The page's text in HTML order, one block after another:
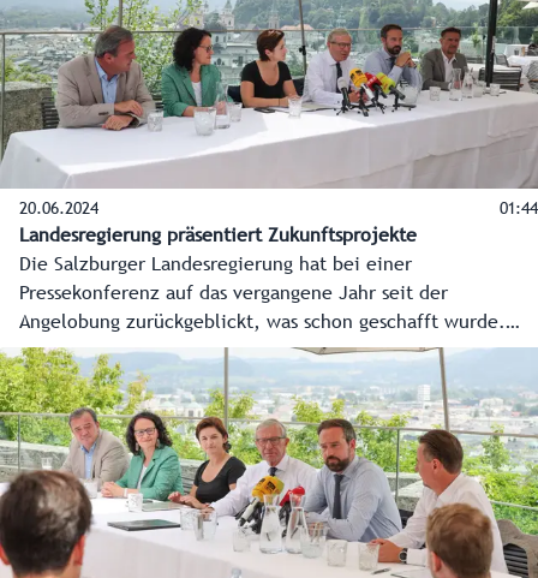
20.06.2024 01:44
Landesregierung präsentiert Zukunftsprojekte
Die Salzburger Landesregierung hat bei einer
Pressekonferenz auf das vergangene Jahr seit der
Angelobung zurückgeblickt, was schon geschafft wurde.
Aber der Blick ging noch viel mehr nach vorne, welche
Vorhaben und Schlüsselprojekte für das gesamte
Bundesland anstehen. Hier die O-Töne der
Regierungsspitzen Landeshauptmann Wilfried Haslauer und
Landeshauptmann-Stellvertreterin Marlene Svazek.